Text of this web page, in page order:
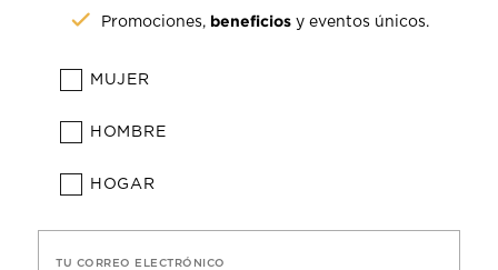
Promociones, beneficios y eventos únicos.
MUJER
HOMBRE
HOGAR
TU CORREO ELECTRÓNICO